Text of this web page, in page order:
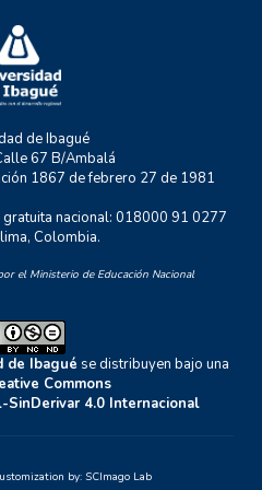
de Ibagué
67 B/Ambalá
1867 de febrero 27 de 1981
nacional: 018000 91 0277
Colombia.
el Ministerio de Educación Nacional
de Ibagué se distribuyen bajo una
Commons
4.0 Internacional
by: SCImago Lab